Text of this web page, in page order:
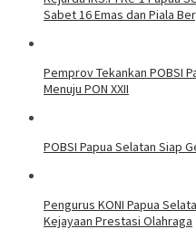
Sabet 16 Emas dan Piala
Pemprov Tekankan POBSI
Menuju PON XXII
POBSI Papua Selatan Siap
Pengurus KONI Papua
Kejayaan Prestasi Olahraga